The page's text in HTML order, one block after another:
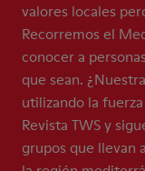
valores locales
Recorremos el
conocer a
que sean.
utilizando la
Revista TWS y
grupos que llevan